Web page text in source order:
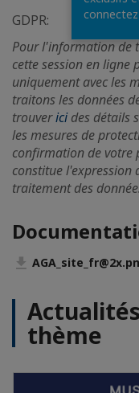
GDPR:
Pour l'information de
cette session en ligne
uniquement avec les
traitons les données
trouvericides détails
les mesures de
confirmation de votre
constitue l'expression
traitement des
thème